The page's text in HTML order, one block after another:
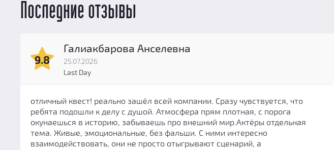
Последние отзывы
9.8
Галиакбарова Анселевна
25.07.2026
Last Day
отличный квест! реально зашёл всей компании. Сразу чувствуется, что
ребята подошли к делу с душой. Атмосфера прям плотная, с порога
окунаешься в историю, забываешь про внешний мир.Актёры отдельная
тема. Живые, эмоциональные, без фальши. С ними интересно
взаимодействовать, они не просто отыгрывают сценарий, а